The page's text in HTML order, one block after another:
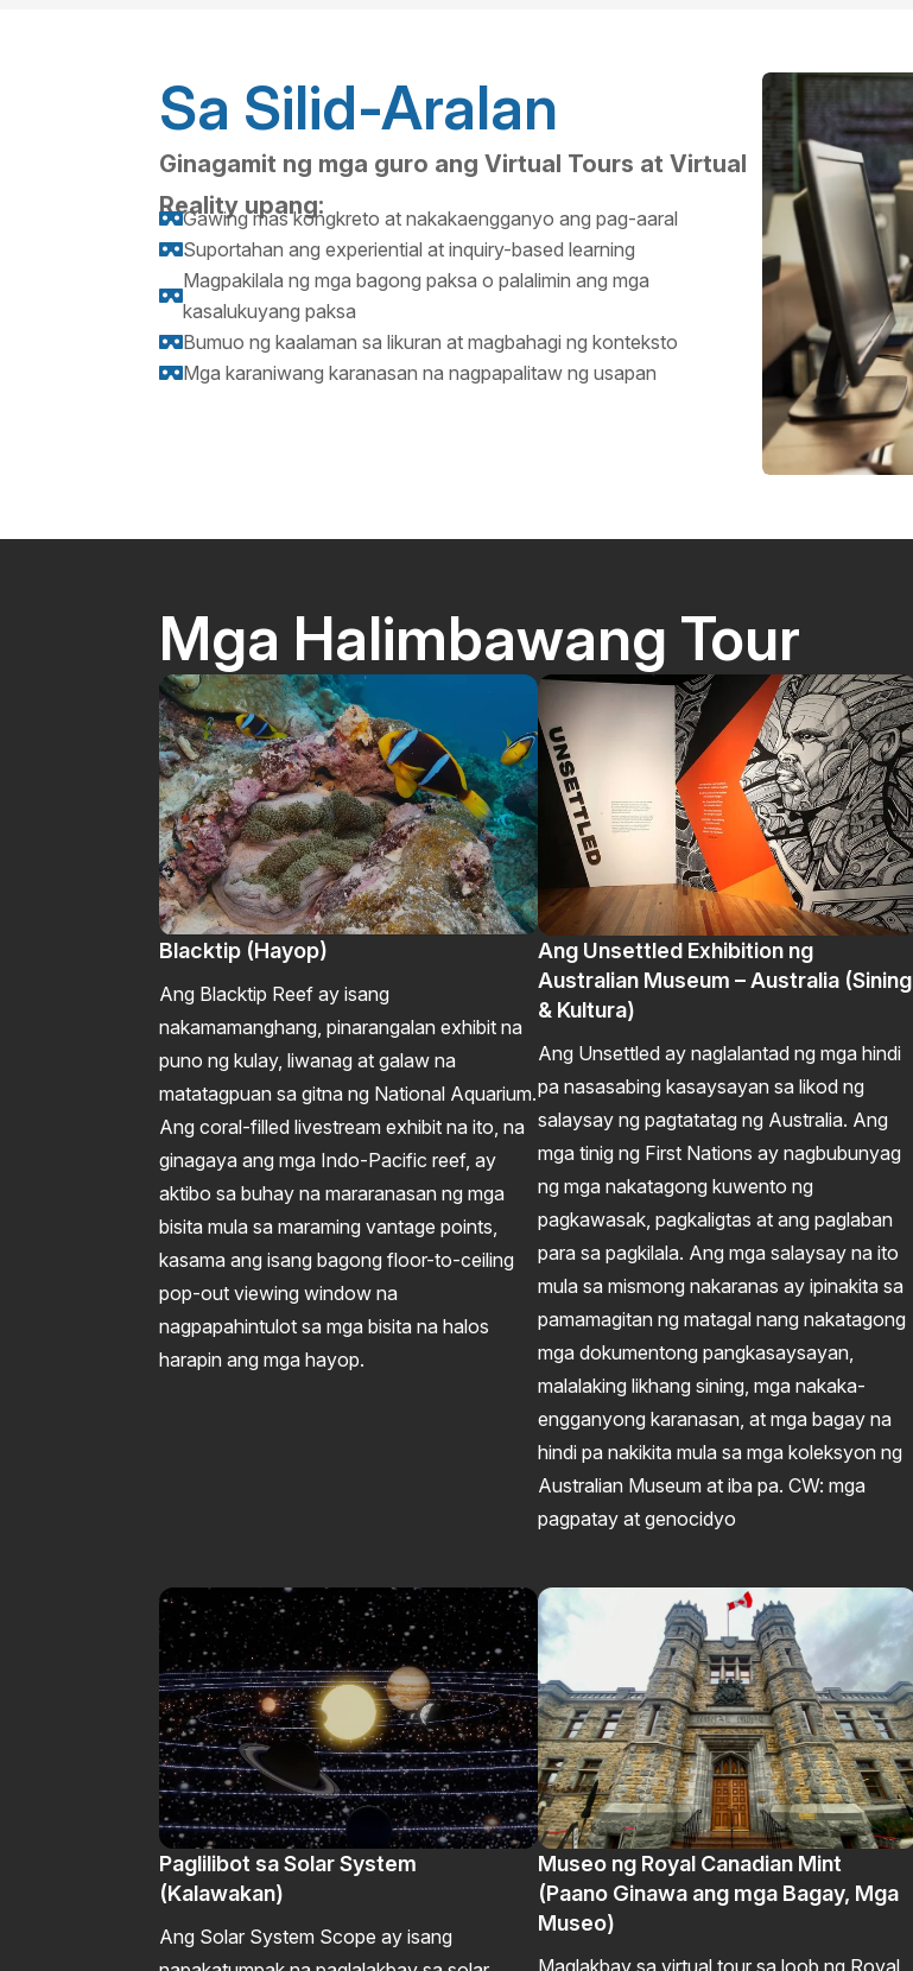
Sa Silid-Aralan
Ginagamit ng mga guro ang Virtual Tours at Virtual
Reality upang:
Gawing mas kongkreto at nakakaengganyo ang pag-aaral
Suportahan ang experiential at inquiry-based learning

Magpakilala ng mga bagong paksa o palalimin ang mga
kasalukuyang paksa
Bumuo ng kaalaman sa likuran at magbahagi ng konteksto
Mga karaniwang karanasan na nagpapalitaw ng usapan
Mga Halimbawang Tour
Blacktip (Hayop)
Ang Blacktip Reef ay isang
nakamamanghang, pinarangalan exhibit na
puno ng kulay, liwanag at galaw na
matatagpuan sa gitna ng National Aquarium.
Ang coral-filled livestream exhibit na ito, na
ginagaya ang mga Indo-Pacific reef, ay
aktibo sa buhay na mararanasan ng mga
bisita mula sa maraming vantage points,
kasama ang isang bagong floor-to-ceiling
pop-out viewing window na
nagpapahintulot sa mga bisita na halos
harapin ang mga hayop.
Ang Unsettled Exhibition ng
Australian Museum – Australia (Sining
& Kultura)
Ang Unsettled ay naglalantad ng mga hindi
pa nasasabing kasaysayan sa likod ng
salaysay ng pagtatatag ng Australia. Ang
mga tinig ng First Nations ay nagbubunyag
ng mga nakatagong kuwento ng
pagkawasak, pagkaligtas at ang paglaban
para sa pagkilala. Ang mga salaysay na ito
mula sa mismong nakaranas ay ipinakita sa
pamamagitan ng matagal nang nakatagong
mga dokumentong pangkasaysayan,
malalaking likhang sining, mga nakaka-
engganyong karanasan, at mga bagay na
hindi pa nakikita mula sa mga koleksyon ng
Australian Museum at iba pa. CW: mga
pagpatay at genocidyo
Paglilibot sa Solar System
(Kalawakan)
Ang Solar System Scope ay isang
Museo ng Royal Canadian Mint
(Paano Ginawa ang mga Bagay, Mga
Museo)
Maglakbay sa virtual tour sa loob ng Royal